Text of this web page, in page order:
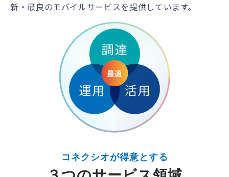
新・最良のモバイルサービスを提供しています。
コネクシオが得意とする